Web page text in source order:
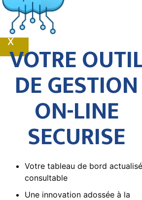
ACTUALITÉS
MENTIONS LEGALES
X
VOTRE
DE GESTION
ON-LINE
SECURISE
Votre tableau de bord actualisé
consultable
Une innovation adossée à la